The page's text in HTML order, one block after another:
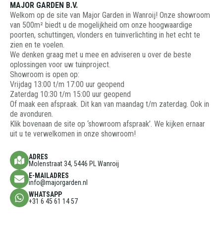
MAJOR GARDEN B.V.
Welkom op de site van Major Garden in Wanroij! Onze showroom
van 500m² biedt u de mogelijkheid om onze hoogwaardige
poorten, schuttingen, vlonders en tuinverlichting in het echt te
zien en te voelen.
We denken graag met u mee en adviseren u over de beste
oplossingen voor uw tuinproject.
Showroom is open op:
Vrijdag 13:00 t/m 17:00 uur geopend
Zaterdag 10:30 t/m 15:00 uur geopend
Of maak een afspraak. Dit kan van maandag t/m zaterdag. Ook in
de avonduren.
Klik bovenaan de site op ‘showroom afspraak’. We kijken ernaar
uit u te verwelkomen in onze showroom!
ADRES
Molenstraat 34, 5446 PL Wanroij
E-MAILADRES
info@majorgarden.nl
WHATSAPP
+31 6 45 61 14 57